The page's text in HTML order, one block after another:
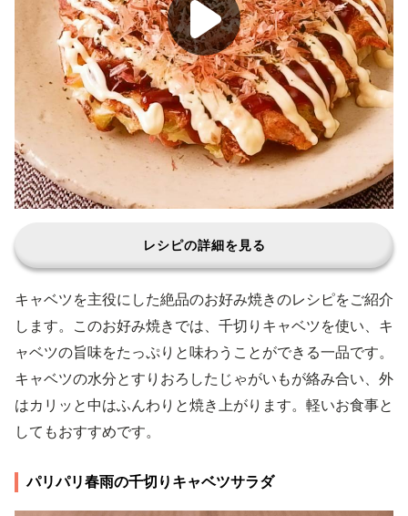
レシピの詳細を見る
キャベツを主役にした絶品のお好み焼きのレシピをご紹介
します。このお好み焼きでは、千切りキャベツを使い、キ
ャベツの旨味をたっぷりと味わうことができる一品です。
キャベツの水分とすりおろしたじゃがいもが絡み合い、外
はカリッと中はふんわりと焼き上がります。軽いお食事と
してもおすすめです。
パリパリ春雨の千切りキャベツサラダ